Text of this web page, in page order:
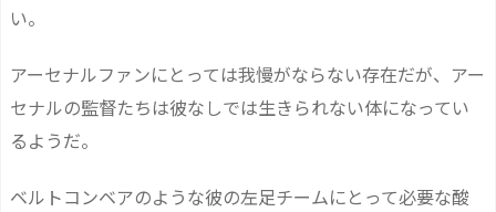
い。
アーセナルファンにとっては我慢がならない存在だが、アー
セナルの監督たちは彼なしでは生きられない体になってい
るようだ。
ベルトコンベアのような彼の左足チームにとって必要な酸